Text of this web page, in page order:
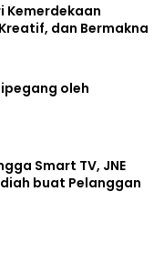
Kemerdekaan
dan Bermakna
oleh
Smart TV, JNE
buat Pelanggan